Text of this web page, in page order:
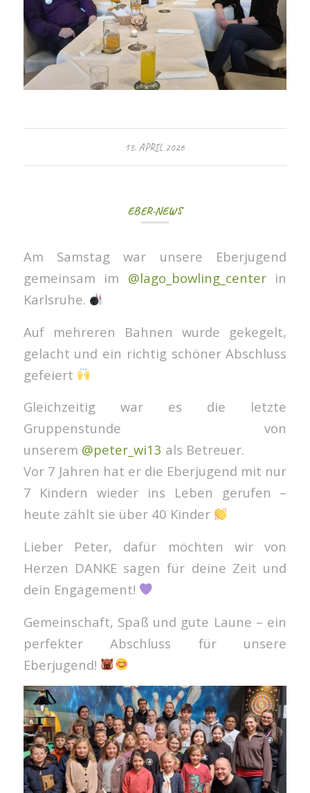
13. APRIL 2026
EBER-NEWS
Am Samstag war unsere Eberjugend
gemeinsam im @lago_bowling_centerin
Karlsruhe.
Auf mehreren Bahnen wurde gekegelt,
gelacht und ein richtig schöner Abschluss
gefeiert
Gleichzeitig war es die letzte
Gruppenstunde von
unserem @peter_wi13 als Betreuer.
Vor 7 Jahren hat er die Eberjugend mit nur
7 Kindern wieder ins Leben gerufen –
heute zählt sie über 40 Kinder
Lieber Peter, dafür möchten wir von
Herzen DANKE sagen für deine Zeit und
dein Engagement!
Gemeinschaft, Spaß und gute Laune – ein
perfekter Abschluss für unsere
Eberjugend!